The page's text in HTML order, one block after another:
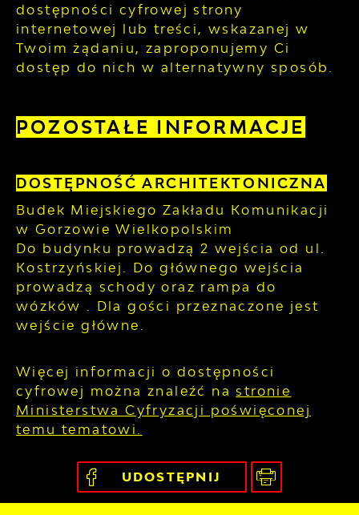
dostępności cyfrowej strony
internetowej lub treści, wskazanej w
Twoim żądaniu, zaproponujemy Ci
dostęp do nich w alternatywny sposób.
POZOSTAŁE INFORMACJE
DOSTĘPNOŚĆ ARCHITEKTONICZNA
Budek Miejskiego Zakładu Komunikacji
w Gorzowie Wielkopolskim
Do budynku prowadzą 2 wejścia od ul.
Kostrzyńskiej. Do głównego wejścia
prowadzą schody oraz rampa do
wózków . Dla gości przeznaczone jest
wejście główne.
Więcej informacji o dostępności
cyfrowej można znaleźć nastronie
Ministerstwa Cyfryzacji poświęconej
temu tematowi.
UDOSTĘPNIJ